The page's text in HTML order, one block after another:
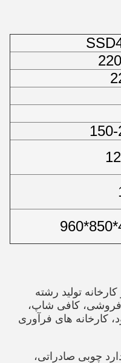
تولید رشته
فروشی، کافی شاپ،
کارخانه های فرآوری
چوبی صادراتی،